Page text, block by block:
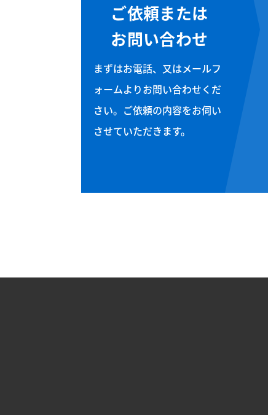
ご依頼または
お問い合わせ
まずはお電話、又はメールフ
ォームよりお問い合わせくだ
さい。ご依頼の内容をお伺い
させていただきます。